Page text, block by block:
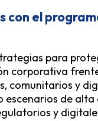
con el
para
corporativa
comunitarios y
escenarios de alta
y